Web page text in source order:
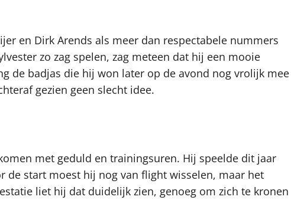
en Dirk Arends als meer dan respectabele nummers
zo zag spelen, zag meteen dat hij een mooie
de badjas die hij won later op de avond nog vrolijk mee
gezien geen slecht idee.
met geduld en trainingsuren. Hij speelde dit jaar
de start moest hij nog van flight wisselen, maar het
liet hij dat duidelijk zien, genoeg om zich te kronen